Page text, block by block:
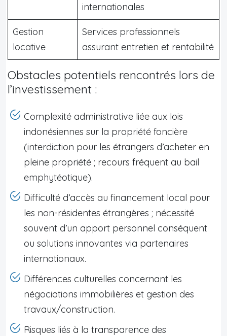
internationales
Gestion
locative
Services professionnels
assurant entretien et rentabilité
Obstacles potentiels rencontrés lors de
l’investissement :
Complexité administrative liée aux lois
indonésiennes sur la propriété foncière
(interdiction pour les étrangers d’acheter en
pleine propriété ; recours fréquent au bail
emphytéotique).
Difficulté d’accès au financement local pour
les non-résidentes étrangères ; nécessité
souvent d’un apport personnel conséquent
ou solutions innovantes via partenaires
internationaux.
Différences culturelles concernant les
négociations immobilières et gestion des
travaux/construction.
Risques liés à la transparence des